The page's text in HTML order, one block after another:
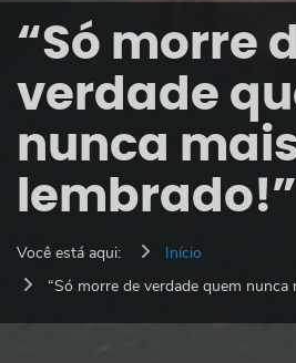
“Só morre
verdade
nunca
lembrado!”
Você está aqui:
Início
“Só morre de verdade quem nunca